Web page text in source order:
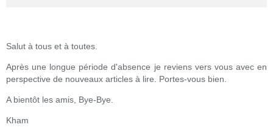
Salut à tous et à toutes.
Après une longue période d'absence je reviens vers vous avec en
perspective de nouveaux articles à lire. Portes-vous bien.
A bientôt les amis, Bye-Bye.
Kham